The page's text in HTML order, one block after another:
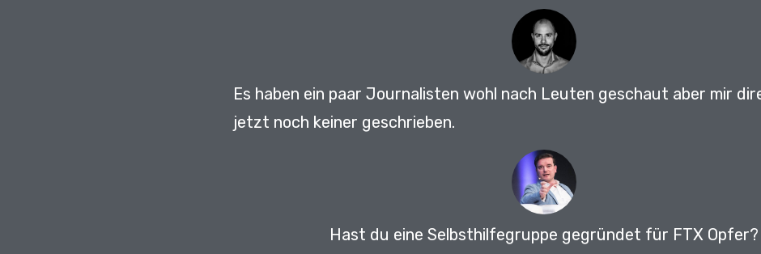
Es haben ein paar Journalisten wohl nach Leuten geschaut aber mir
jetzt noch keiner geschrieben.
Hast du eine Selbsthilfegruppe gegründet für FTX Opfer?